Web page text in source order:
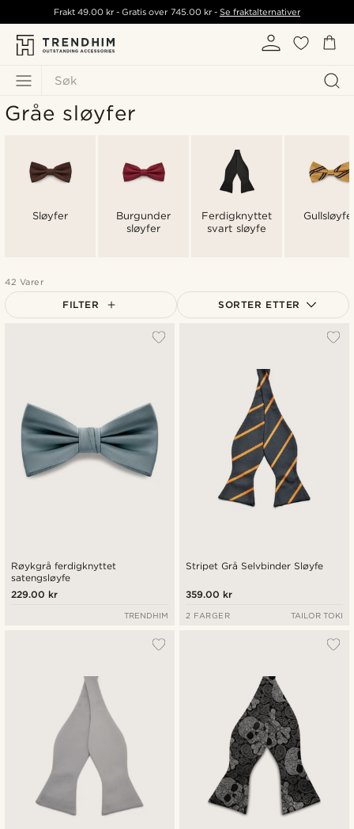
Søk
Frakt49.00 kr - Gratis over 745.00 kr- Se fraktalternativer
Gråe sløyfer
Sløyfer
Burgunder
sløyfer
Ferdigknyttet
svart sløyfe
42 Varer
FILTER SORTER ETTER
Høyeste pris
Røykgrå ferdigknyttet
satengsløyfe
229.00 kr
TRENDHIM
Stripet Grå Selvbinder Sløyfe
359.00 kr
2 FARGER TAILOR TOKI